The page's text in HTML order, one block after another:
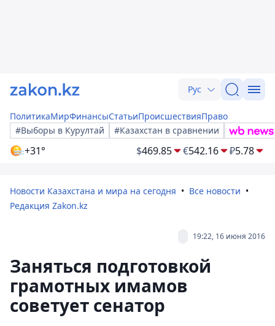
Рус
ПолитикаМирФинансыСтатьиПроисшествияПраво
#Выборы в Курултай
#Казахстан в сравнении
+31° $469.85 €542.16 ₽5.78
Новости Казахстана и мира на сегодня
Все новости
Редакция Zakon.kz
19:22, 16 июня 2016
Заняться подготовкой
грамотных имамов
советует сенатор